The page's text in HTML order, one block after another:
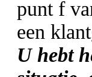
punt f
een
U hebt